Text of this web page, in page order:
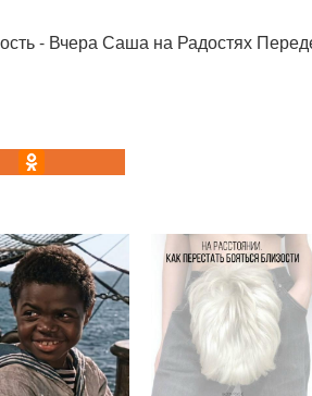
- Вчера Саша на Радостях